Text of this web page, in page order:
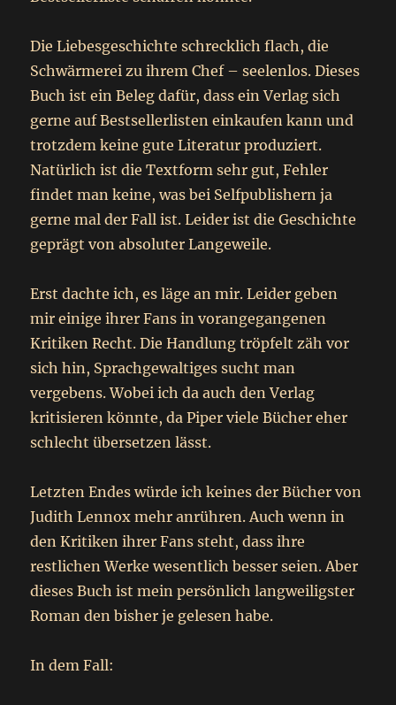
Die Liebesgeschichte schrecklich flach, die
Schwärmerei zu ihrem Chef – seelenlos. Dieses
Buch ist ein Beleg dafür, dass ein Verlag sich
gerne auf Bestsellerlisten einkaufen kann und
trotzdem keine gute Literatur produziert.
Natürlich ist die Textform sehr gut, Fehler
findet man keine, was bei Selfpublishern ja
gerne mal der Fall ist. Leider ist die Geschichte
geprägt von absoluter Langeweile.
Erst dachte ich, es läge an mir. Leider geben
mir einige ihrer Fans in vorangegangenen
Kritiken Recht. Die Handlung tröpfelt zäh vor
sich hin, Sprachgewaltiges sucht man
vergebens. Wobei ich da auch den Verlag
kritisieren könnte, da Piper viele Bücher eher
schlecht übersetzen lässt.
Letzten Endes würde ich keines der Bücher von
Judith Lennox mehr anrühren. Auch wenn in
den Kritiken ihrer Fans steht, dass ihre
restlichen Werke wesentlich besser seien. Aber
dieses Buch ist mein persönlich langweiligster
Roman den bisher je gelesen habe.
In dem Fall: